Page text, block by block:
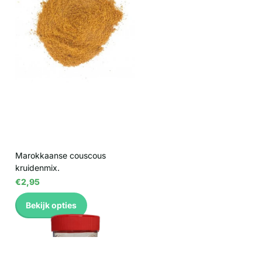
Marokkaanse couscous
kruidenmix.
€2,95
Bekijk opties